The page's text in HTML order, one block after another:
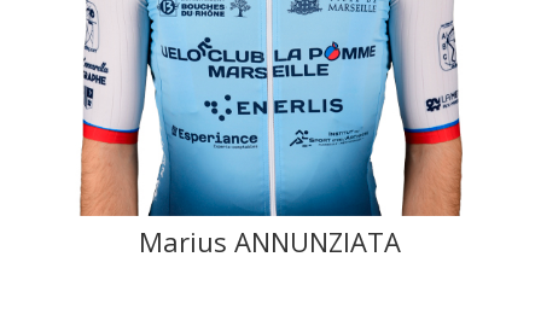
Marius ANNUNZIATA